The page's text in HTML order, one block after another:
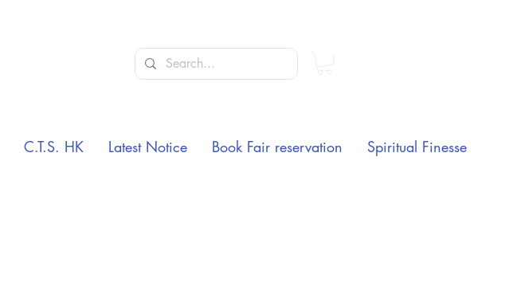
C.T.S. HK Latest Notice Book Fair reservation Spiritual Finesse